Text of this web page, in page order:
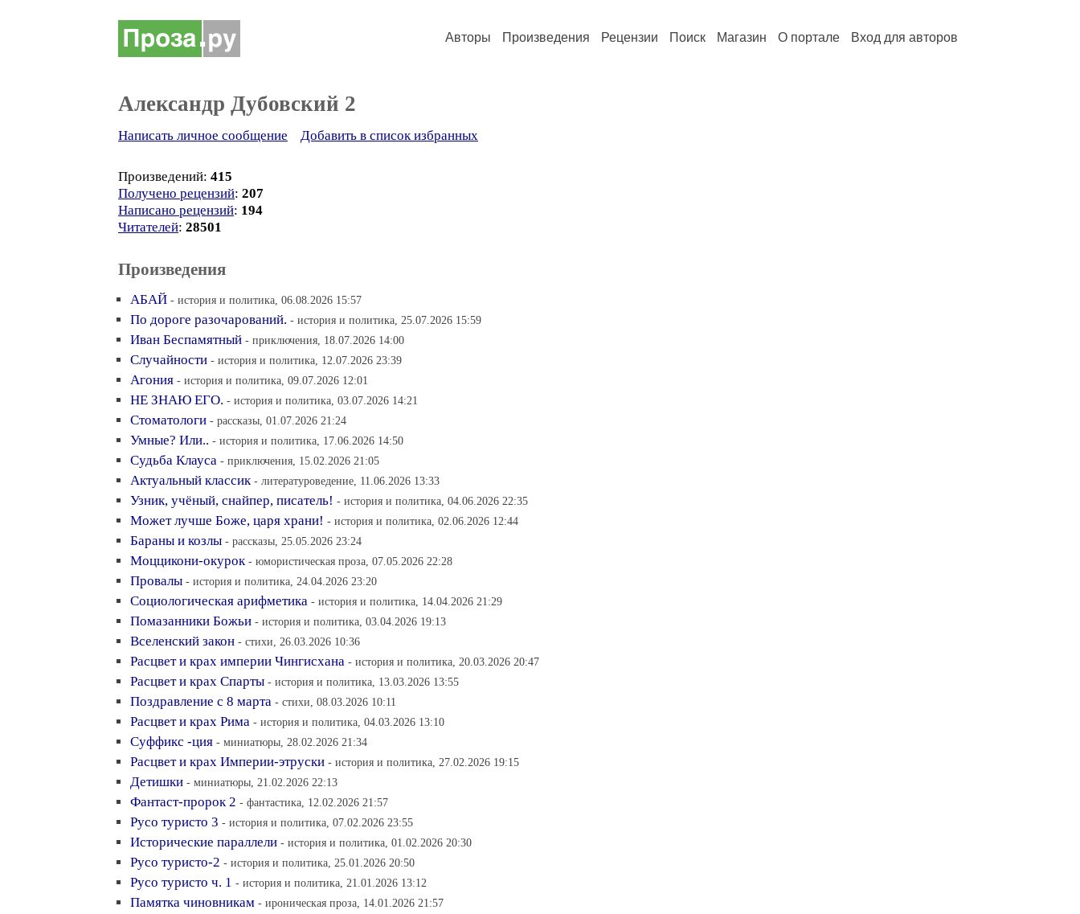
Авторы Произведения Рецензии Поиск Магазин О портале Вход для авторов
Александр Дубовский 2
Написать личное сообщение Добавить в список избранных
Произведений: 415
Получено рецензий: 207
Написано рецензий: 194
Читателей: 28501
Произведения
АБАЙ - история и политика, 06.08.2026 15:57
По дороге разочарований. - история и политика, 25.07.2026 15:59
Иван Беспамятный - приключения, 18.07.2026 14:00
Случайности - история и политика, 12.07.2026 23:39
Агония - история и политика, 09.07.2026 12:01
НЕ ЗНАЮ ЕГО. - история и политика, 03.07.2026 14:21
Стоматологи - рассказы, 01.07.2026 21:24
Умные? Или.. - история и политика, 17.06.2026 14:50
Судьба Клауса - приключения, 15.02.2026 21:05
Актуальный классик - литературоведение, 11.06.2026 13:33
Узник, учёный, снайпер, писатель! - история и политика, 04.06.2026 22:35
Может лучше Боже, царя храни! - история и политика, 02.06.2026 12:44
Бараны и козлы - рассказы, 25.05.2026 23:24
Моццикони-окурок - юмористическая проза, 07.05.2026 22:28
Провалы - история и политика, 24.04.2026 23:20
Социологическая арифметика - история и политика, 14.04.2026 21:29
Помазанники Божьи - история и политика, 03.04.2026 19:13
Вселенский закон - стихи, 26.03.2026 10:36
Расцвет и крах империи Чингисхана - история и политика, 20.03.2026 20:47
Расцвет и крах Спарты - история и политика, 13.03.2026 13:55
Поздравление с 8 марта - стихи, 08.03.2026 10:11
Расцвет и крах Рима - история и политика, 04.03.2026 13:10
Суффикс -ция - миниатюры, 28.02.2026 21:34
Расцвет и крах Империи-этруски - история и политика, 27.02.2026 19:15
Детишки - миниатюры, 21.02.2026 22:13
Фантаст-пророк 2 - фантастика, 12.02.2026 21:57
Русо туристо 3 - история и политика, 07.02.2026 23:55
Исторические параллели - история и политика, 01.02.2026 20:30
Русо туристо-2 - история и политика, 25.01.2026 20:50
Русо туристо ч. 1 - история и политика, 21.01.2026 13:12
Памятка чиновникам - ироническая проза, 14.01.2026 21:57